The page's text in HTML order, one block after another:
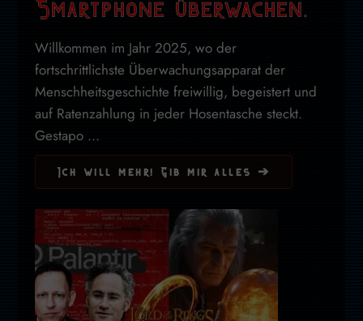
Smartphone überwachen.
Willkommen im Jahr 2025, wo der
fortschrittlichste Überwachungsapparat der
Menschheitsgeschichte freiwillig, begeistert und
auf Ratenzahlung in jeder Hosentasche steckt.
Gestapo ...
Ich will mehr! Gib mir alles ➔